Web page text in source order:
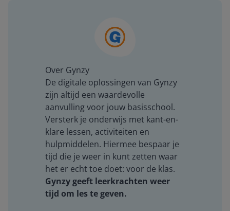
Over Gynzy
De digitale oplossingen van Gynzy
zijn altijd een waardevolle
aanvulling voor jouw basisschool.
Versterk je onderwijs met kant-en-
klare lessen, activiteiten en
hulpmiddelen. Hiermee bespaar je
tijd die je weer in kunt zetten waar
het er echt toe doet: voor de klas.
Gynzy geeft leerkrachten weer
tijd om les te geven.